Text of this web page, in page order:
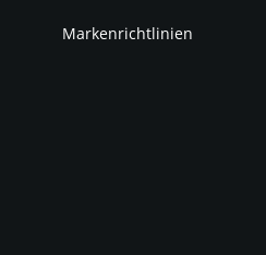
Markenrichtlinien